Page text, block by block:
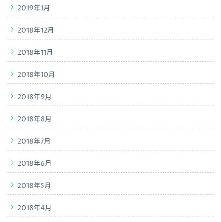
2019年1月
2018年12月
2018年11月
2018年10月
2018年9月
2018年8月
2018年7月
2018年6月
2018年5月
2018年4月